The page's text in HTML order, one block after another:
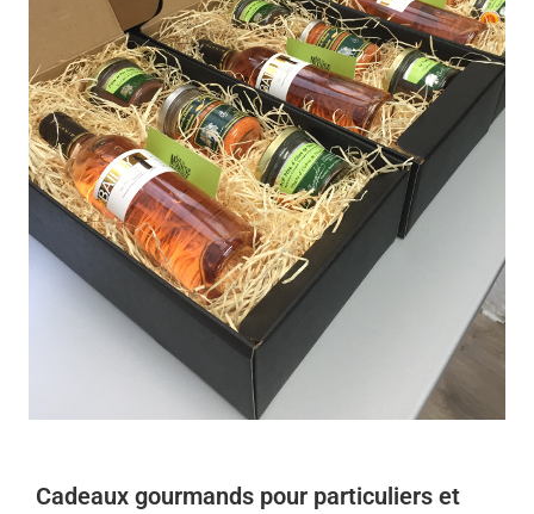
Cadeaux gourmands pour particuliers et